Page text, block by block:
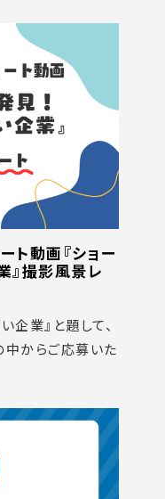
ト動画『ショー
』撮影風景レ
業』と題して、
中からご応募いた